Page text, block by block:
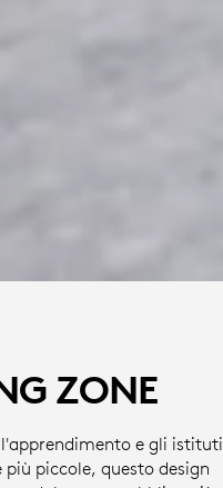
ZONE
e gli istituti
piccole, questo design